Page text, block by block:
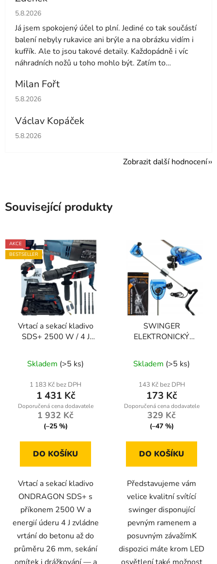
Hodnocení obchodu je 4 z 5 hvězdiček.
5.8.2026
Já jsem spokojený účel to plní. Jediné co tak součástí
balení nebyly rukavice ani brýle a na obrázku vidím i
kufřík. Ale to jsou takové detaily. Každopádně i víc
náhradních nožů u toho mohlo být. Zatím to
Milan Fořt
Hodnocení obchodu je 5 z 5 hvězdiček.
5.8.2026
Václav Kopáček
Hodnocení obchodu je 5 z 5 hvězdiček.
5.8.2026
Zobrazit další hodnocení
Související produkty
AKCE
BESTSELLER
Vrtací a sekací kladivo
SDS+ 2500 W / 4 J
kompletní sada v kufru
hodnocení
produktu
je
3,9
z
hvězdiček.
Skladem (>5 ks)
1 183 Kč bez DPH
1 431 Kč
1 932 Kč
(–25 %)
DO KOŠÍKU
Vrtací a sekací kladivo
ONDRAGON SDS+ s
příkonem 2500 W a
energií úderu 4 J zvládne
vrtání do betonu až do
průměru 26 mm, sekání
SWINGER
ELEKTRONICKÝ
hodnocení
produktu
je
5,0
z
hvězdiček.
Skladem (>5 ks)
143 Kč bez DPH
173 Kč
329 Kč
(–47 %)
DO KOŠÍKU
Představujeme vám
velice kvalitní svítící
swinger disponující
pevným ramenem a
posuvným závažímK
dispozici máte krom LED